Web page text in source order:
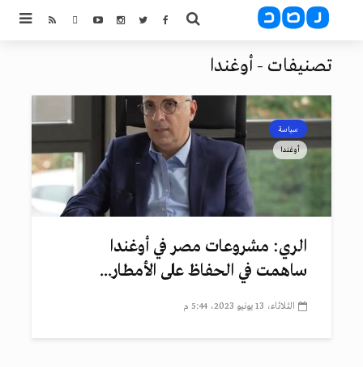
تصنيفات - أوغندا
سياسة
أوغندا
الري: مشروعات مصر في أوغندا
ساهمت في الحفاظ على الأمطار...
الثلاثاء، 13 يونيو 2023، 5:44 م